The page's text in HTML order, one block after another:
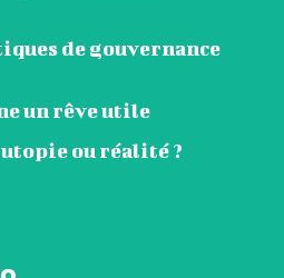
de gouvernance
un rêve utile
ou réalité ?